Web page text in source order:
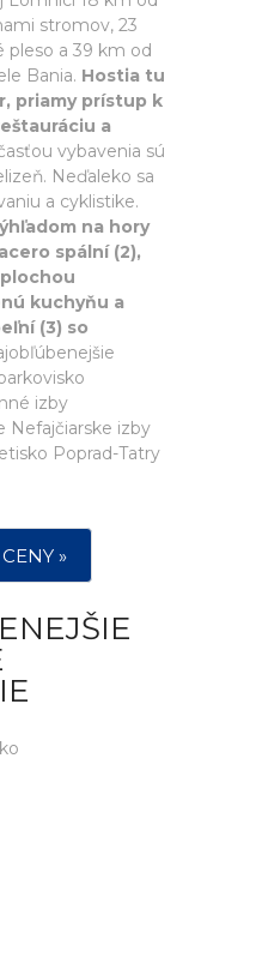
stromov, 23
pleso a 39 km od
Bania. Hostia tu
priamy prístup k
a
vybavenia sú
Neďaleko sa
a cyklistike.
na hory
spální (2),
kuchyňu a
(3) so
izby
Nefajčiarske izby
Poprad-Tatry
»